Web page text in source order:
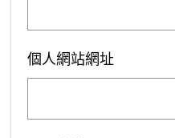
個人網站網址